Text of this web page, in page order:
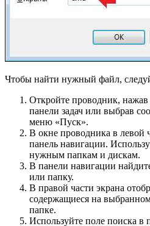
Чтобы найти нужный файл,
Откройте проводник,
панели задач или выбрав
меню «Пуск».
В окне проводника в левой
панель навигации.
нужным папкам и дискам.
В панели навигации
или папку.
В правой части экрана
содержащиеся на
папке.
Используйте поле поиска в